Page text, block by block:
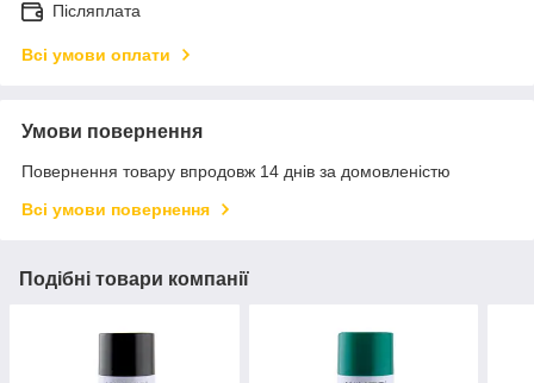
Післяплата
Всі умови оплати
Умови повернення
Повернення товару впродовж 14 днів за домовленістю
Всі умови повернення
Подібні товари компанії